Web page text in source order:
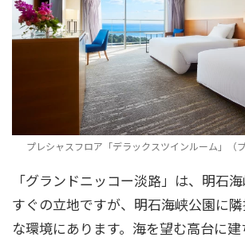
プレシャスフロア「デラックスツインルーム」（
「グランドニッコー淡路」は、明石
すぐの立地ですが、明石海峡公園に
な環境にあります。海を望む高台に